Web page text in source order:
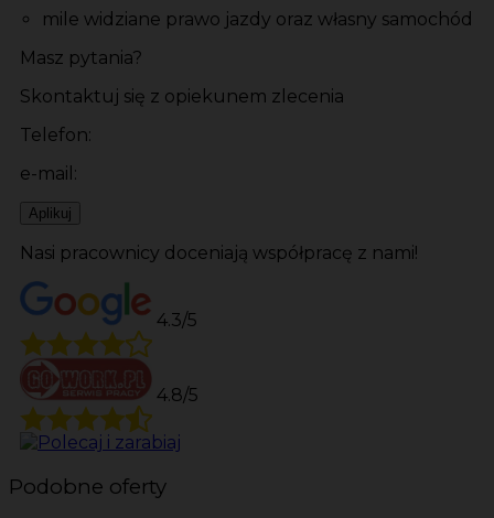
mile widziane prawo jazdy oraz własny samochód
Masz pytania?
Skontaktuj się z opiekunem zlecenia
Telefon:
e-mail:
Aplikuj
Nasi pracownicy doceniają współpracę z nami!
4.3/5
4.8/5
Podobne oferty